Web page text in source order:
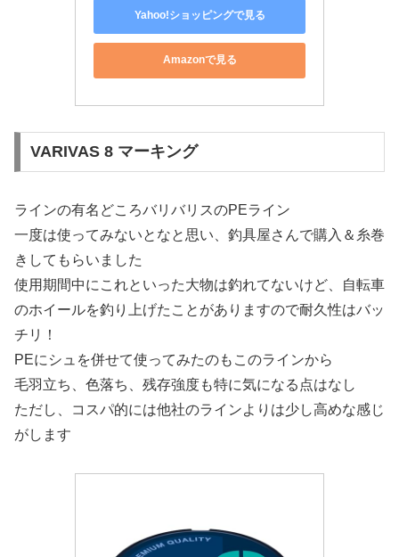
Yahoo!ショッピングで見る
Amazonで見る
VARIVAS 8 マーキング
ラインの有名どころバリバリスのPEライン
一度は使ってみないとなと思い、釣具屋さんで購入＆糸巻
きしてもらいました
使用期間中にこれといった大物は釣れてないけど、自転車
のホイールを釣り上げたことがありますので耐久性はバッ
チリ！
PEにシュを併せて使ってみたのもこのラインから
毛羽立ち、色落ち、残存強度も特に気になる点はなし
ただし、コスパ的には他社のラインよりは少し高めな感じ
がします